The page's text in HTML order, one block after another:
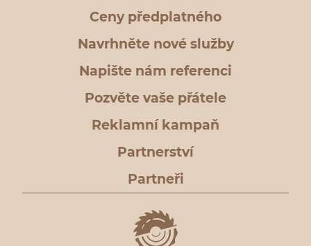
Ceny předplatného
Navrhněte nové služby
Napište nám referenci
Pozvěte vaše přátele
Reklamní kampaň
Partnerství
Partneři